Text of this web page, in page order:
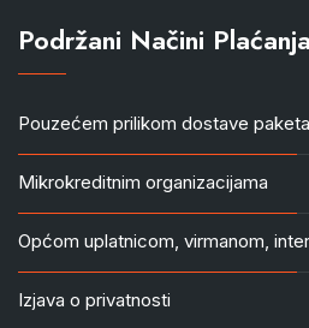
Podržani Načini Plaćanja
Pouzećem prilikom dostave paketa
Mikrokreditnim organizacijama
Općom uplatnicom, virmanom,
Izjava o privatnosti